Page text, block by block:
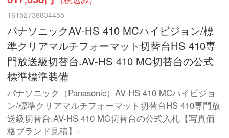
16152738834455
パナソニックAV-HS 410 MCハイビジョン/標
準クリアマルチフォーマット切替台HS 410専
門放送級切替台.AV-HS 410 MC切替台の公式
標準標準装備
パナソニック（Panasonic）AV-HS 410 MCハイビジョ
ン/標準クリアマルチフォーマット切替台HS 410専門放
送級切替台.AV-HS 410 MC切替台の公式入札【写真価
格ブランド見積】-